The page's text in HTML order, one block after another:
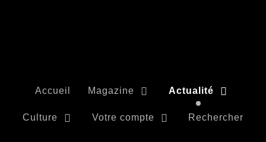
Accueil Magazine Actualité
Culture Votre compte Rechercher